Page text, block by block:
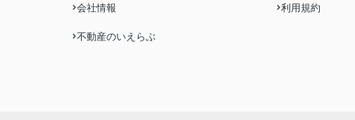
会社情報 利用規約
不動産のいえらぶ